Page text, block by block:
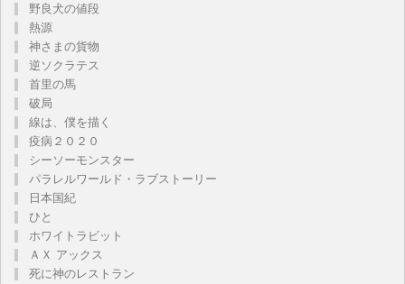
野良犬の値段
熱源
神さまの貨物
逆ソクラテス
首里の馬
破局
線は、僕を描く
疫病２０２０
シーソーモンスター
パラレルワールド・ラブストーリー
日本国紀
ひと
ホワイトラビット
ＡＸ アックス
死に神のレストラン